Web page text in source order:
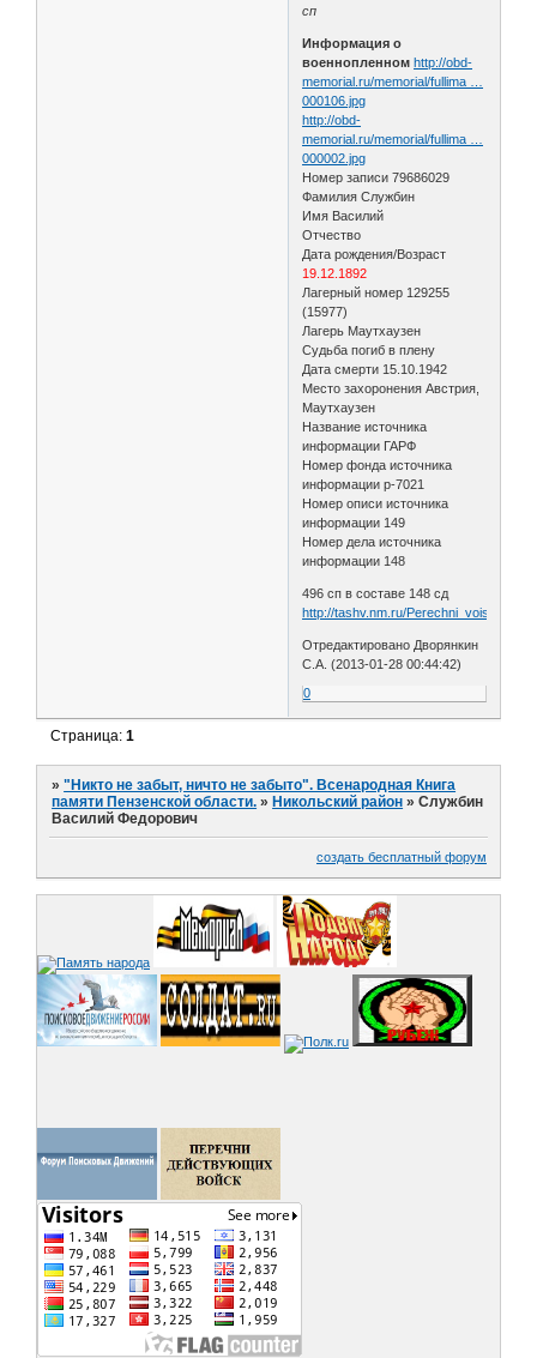
сп
Информация о
военнопленном http://obd-
memorial.ru/memorial/fullima …
000106.jpg
http://obd-
memorial.ru/memorial/fullima …
000002.jpg
Номер записи 79686029
Фамилия Службин
Имя Василий
Отчество
Дата рождения/Возраст
19.12.1892
Лагерный номер 129255
(15977)
Лагерь Маутхаузен
Судьба погиб в плену
Дата смерти 15.10.1942
Место захоронения Австрия,
Маутхаузен
Название источника
информации ГАРФ
Номер фонда источника
информации р-7021
Номер описи источника
информации 149
Номер дела источника
информации 148
496 сп в составе 148 сд
http://tashv.nm.ru/Perechni_voisk/
Отредактировано Дворянкин
С.А. (2013-01-28 00:44:42)
0
Страница:1
»"Никто не забыт, ничто не забыто". Всенародная Книга
памяти Пензенской области. » Никольский район »Службин
Василий Федорович
создать бесплатный форум